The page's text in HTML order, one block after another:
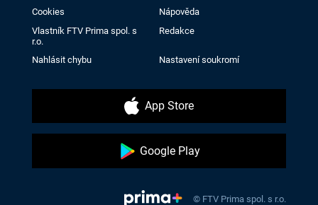
Cookies
Nápověda
Vlastník FTV Prima spol. s
r.o.
Redakce
Nahlásit chybu Nastavení soukromí
App Store
Google Play
© FTV Prima spol. s r.o.